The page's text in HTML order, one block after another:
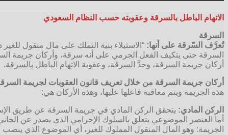
الاتهام الباطل بالسرقة وعقوبته حسب النظام السعودي
السرقة
تُعرَّف السّرقة على أنها: “الاستيلاء بنية التملك على مال منقول
السرقة حتى يتكيف الفعل الجرمي على أنه سرقة، وأركان جريمة
أركان جريمة السرقة، وحدَّ السرقة، وعقوبة الاتهام الباطل بالسرقة.
أركان جريمة السرقة من خلال تعريف قانون العقوبات لجريمة
هذه الجريمة ويتم معاقبة فاعلها عليها، وهذه الأركان هي:
الركن المادي: يتحقق الركن المادي في جريمة السرقة عن طريق
أما العنصر الموضوعي يتعلق بالسلوك الإجرامي الذي يصدر عن
الجريمة: وهو المال المنقول المملوك للغير، أي الموضوع الذي